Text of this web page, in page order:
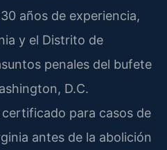
años de experiencia,
y el Distrito de
penales del bufete
D.C.
para casos de
antes de la abolición